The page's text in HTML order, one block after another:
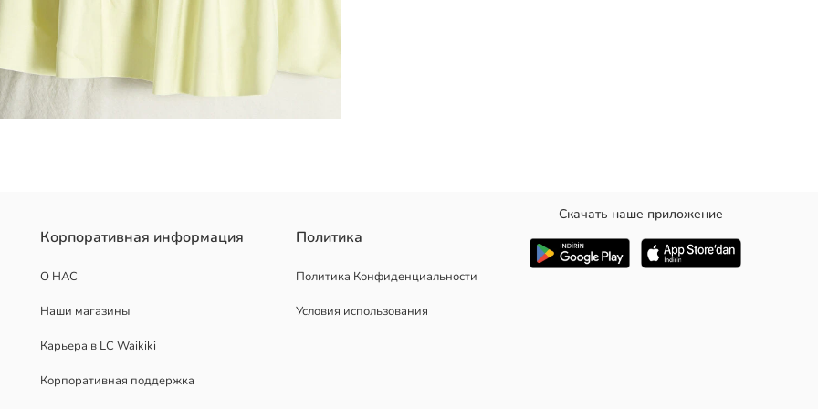
хлопка. Верхняя часть выполнена из ткани в рубчик, а по низу — присборенный и оборчатый дизайн.
Корпоративная информация
О НАС
Наши магазины
Карьера в LC Waikiki
Корпоративная поддержка
Политика
Политика Конфиденциальности
Условия использования
Скачать наше приложение